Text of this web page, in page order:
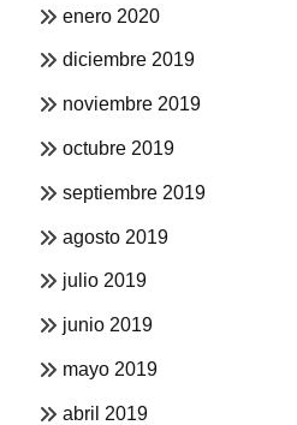
enero 2020
diciembre 2019
noviembre 2019
octubre 2019
septiembre 2019
agosto 2019
julio 2019
junio 2019
mayo 2019
abril 2019